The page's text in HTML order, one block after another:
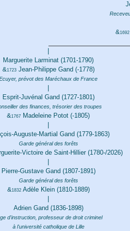
&1692
Marguerite Larminat (1701-1790)
&1723Jean-Philippe Gand (-1778)
prévot des Maréchaux de France
Esprit-Juvénal Gand (1727-1801)
des finances, trésorier des troupes
&1767 Madeleine Potot (-1805)
Auguste-Martial Gand (1779-1863)
Garde général des forêts
Victoire de Saint-Hillier (1780-/2026)
Pierre-Gustave Gand (1807-1891)
Garde général des forêts
&1832Adèle Klein (1810-1889)
Adrien Gand (1836-1898)
d'instruction, professeur de droit criminel
à l'université catholique de Lille